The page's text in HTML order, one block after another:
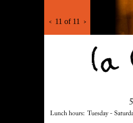
11 of 11